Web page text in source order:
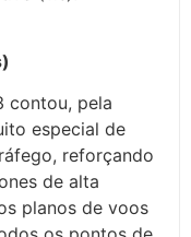
contou, pela
especial de
reforçando
de alta
planos de voos